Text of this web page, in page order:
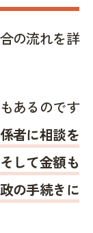
の流れを詳
あるのです
者に相談を
して金額も
の手続きに